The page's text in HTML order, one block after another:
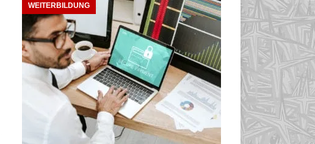
WEITERBILDUNG